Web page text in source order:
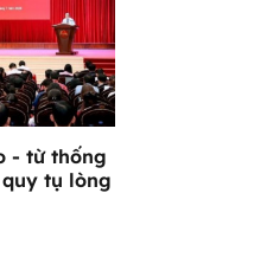
- từ thống
tụ lòng